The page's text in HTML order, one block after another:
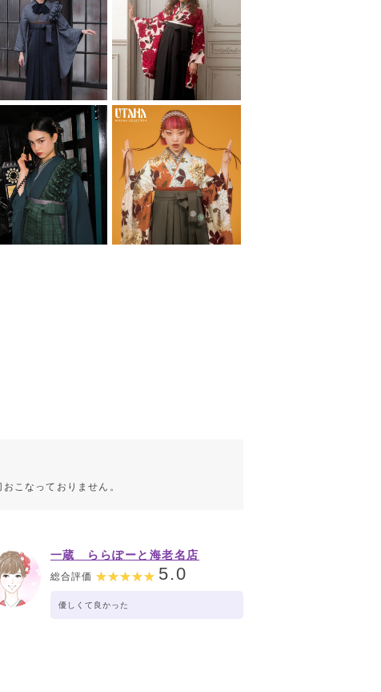
こなっておりません。
一蔵 ららぽーと海老名店
総合評価 5.0
優しくて良かった